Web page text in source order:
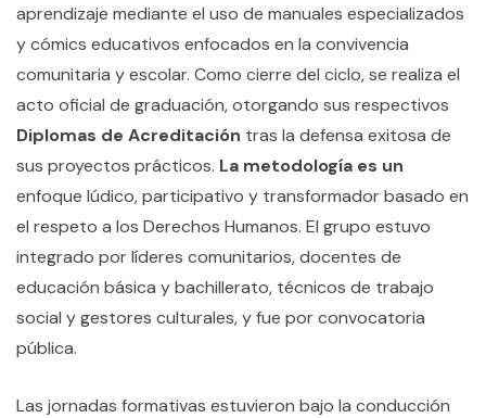
aprendizaje mediante el uso de manuales especializados
y cómics educativos enfocados en la convivencia
comunitaria y escolar. Como cierre del ciclo, se realiza el
acto oficial de graduación, otorgando sus respectivos
Diplomas de Acreditación tras la defensa exitosa de
sus proyectos prácticos. La metodología es un
enfoque lúdico, participativo y transformador basado en
el respeto a los Derechos Humanos. El grupo estuvo
integrado por líderes comunitarios, docentes de
educación básica y bachillerato, técnicos de trabajo
social y gestores culturales, y fue por convocatoria
pública.
Las jornadas formativas estuvieron bajo la conducción